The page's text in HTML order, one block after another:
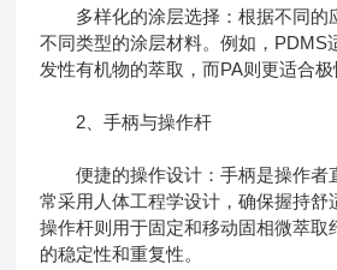
多样化的涂层选择：根据不同的
不同类型的涂层材料。例如，PDMS
发性有机物的萃取，而PA则更适合极
2、手柄与操作杆
便捷的操作设计：手柄是操作者
常采用人体工程学设计，确保握持舒
操作杆则用于固定和移动固相微萃取
的稳定性和重复性。